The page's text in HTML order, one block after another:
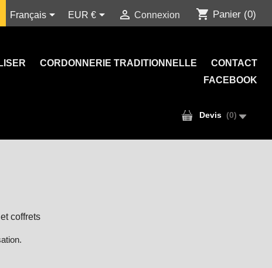
Français EUR €  Connexion shopping_cart Panier (0)
CORDONNERIE TRADITIONNELLE
CONTACT
FACEBOOK
Devis (0)
coffrets